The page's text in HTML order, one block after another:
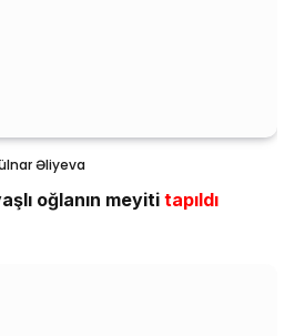
Əliyeva
oğlanın meyiti tapıldı